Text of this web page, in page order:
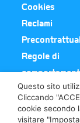
Cookies
Reclami
Regole di
Questo sito
Cliccando
cookie secondo
visitare